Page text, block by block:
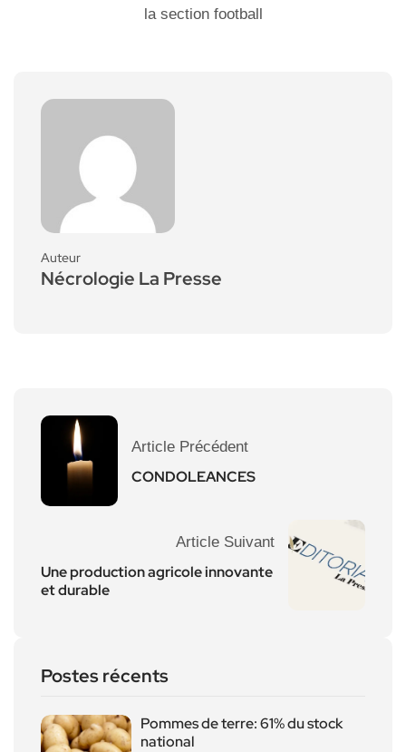
la section football
Auteur
Nécrologie La Presse
Article Précédent
CONDOLEANCES
Article Suivant
Une production agricole innovante
et durable
Postes récents
Pommes de terre: 61% du stock
national